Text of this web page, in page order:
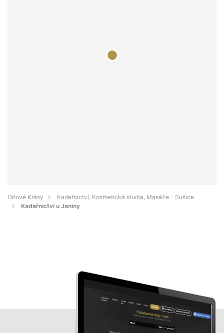
Orlové Krásy
Kadeřnictví, Kosmetická studia, Masáže - Sušice
Kadeřnictví u Janiny